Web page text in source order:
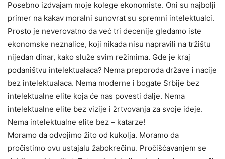
Posebno izdvajam moje kolege ekonomiste. Oni su najbolji
primer na kakav moralni sunovrat su spremni intelektualci.
Prosto je neverovatno da već tri decenije gledamo iste
ekonomske neznalice, koji nikada nisu napravili na tržištu
nijedan dinar, kako služe svim režimima. Gde je kraj
podaništvu intelektualaca? Nema preporoda države i nacije
bez intelektualaca. Nema moderne i bogate Srbije bez
intelektualne elite koja će nas povesti dalje. Nema
intelektualne elite bez vizije i žrtvovanja za svoje ideje.
Nema intelektualne elite bez – katarze!
Moramo da odvojimo žito od kukolja. Moramo da
pročistimo ovu ustajalu žabokrečinu. Pročišćavanjem se